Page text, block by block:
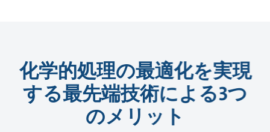
化学的処理の最適化を実現
する最先端技術による3つ
のメリット